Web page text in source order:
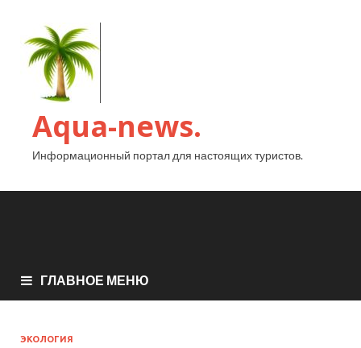
Aqua-news.
Информационный портал для настоящих туристов.
ГЛАВНОЕ МЕНЮ
ЭКОЛОГИЯ